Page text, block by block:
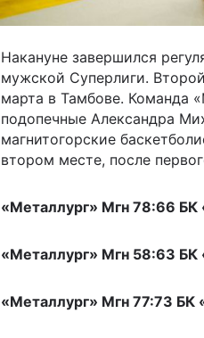
Накануне завершился
мужской Суперлиги.
марта в Тамбове. Команда
подопечные Александра
магнитогорские
втором месте, после
«Металлург» Мгн 78:66
«Металлург» Мгн 58:63 БК
«Металлург» Мгн 77:73 БК